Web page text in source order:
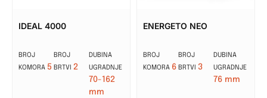
IDEAL 4000
BROJ
KOMORA 5
BROJ
BRTVI 2
DUBINA
UGRADNJE
70-162
mm
ENERGETO NEO
BROJ
KOMORA 6
BROJ
BRTVI 3
DUBINA
UGRADNJE
76 mm